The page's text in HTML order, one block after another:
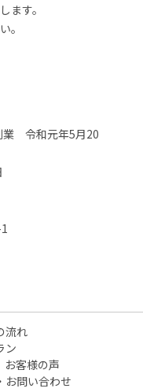
ます。
。
業 令和元年5月20
流れ
ン
お客様の声
お問い合わせ